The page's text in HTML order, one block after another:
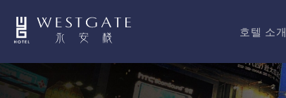
호텔 소개